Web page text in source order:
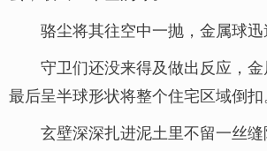
骆尘将其往空中一抛，金属球迅
守卫们还没来得及做出反应，金
最后呈半球形状将整个住宅区域倒扣。
玄壁深深扎进泥土里不留一丝缝